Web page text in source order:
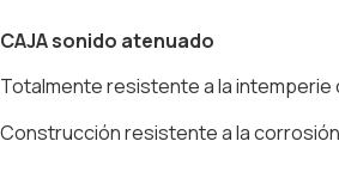
CAJA sonido atenuado
Totalmente resistente a la
Construcción resistente a la